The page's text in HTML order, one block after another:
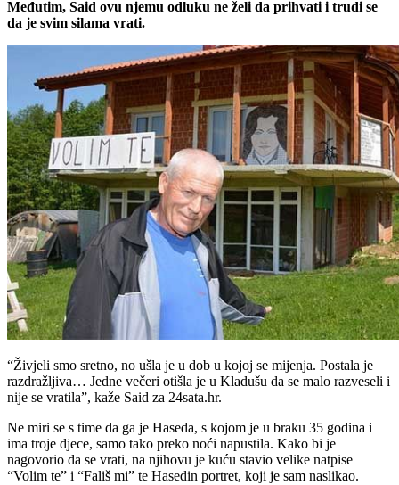
Međutim, Said ovu njemu odluku ne želi da prihvati i trudi se
da je svim silama vrati.
“Živjeli smo sretno, no ušla je u dob u kojoj se mijenja. Postala je
razdražljiva… Jedne večeri otišla je u Kladušu da se malo razveseli i
nije se vratila”, kaže Said za 24sata.hr.
Ne miri se s time da ga je Haseda, s kojom je u braku 35 godina i
ima troje djece, samo tako preko noći napustila. Kako bi je
nagovorio da se vrati, na njihovu je kuću stavio velike natpise
“Volim te” i “Fališ mi” te Hasedin portret, koji je sam naslikao.